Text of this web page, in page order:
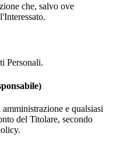
che, salvo ove
Personali.
e qualsiasi
del Titolare, secondo